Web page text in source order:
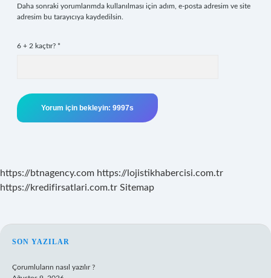
Daha sonraki yorumlarımda kullanılması için adım, e-posta adresim ve site
adresim bu tarayıcıya kaydedilsin.
6 + 2 kaçtır? *
https://btnagency.com https://lojistikhabercisi.com.tr
https://kredifirsatlari.com.tr Sitemap
SIDEBAR
SON YAZILAR
Çorumluların nasıl yazılır ?